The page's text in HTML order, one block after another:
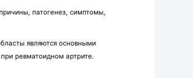
патогенез, симптомы,
являются основными
ревматоидном артрите.